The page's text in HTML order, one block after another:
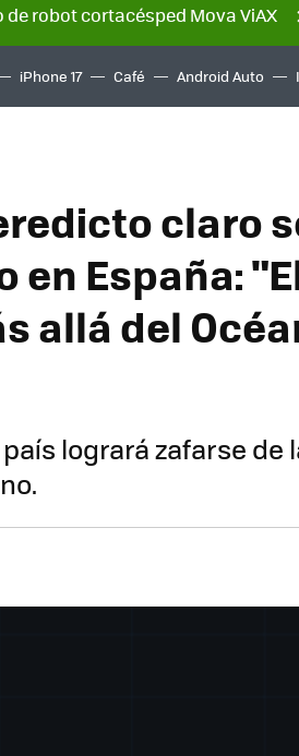
de robot cortacésped Mova ViAX
iPhone 17 Café Android Auto
claro
en España:
allá del
logrará zafarse de